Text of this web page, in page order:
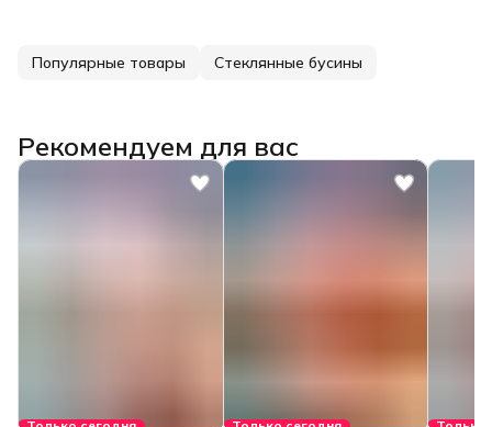
Популярные товары Стеклянные бусины
Рекомендуем для вас